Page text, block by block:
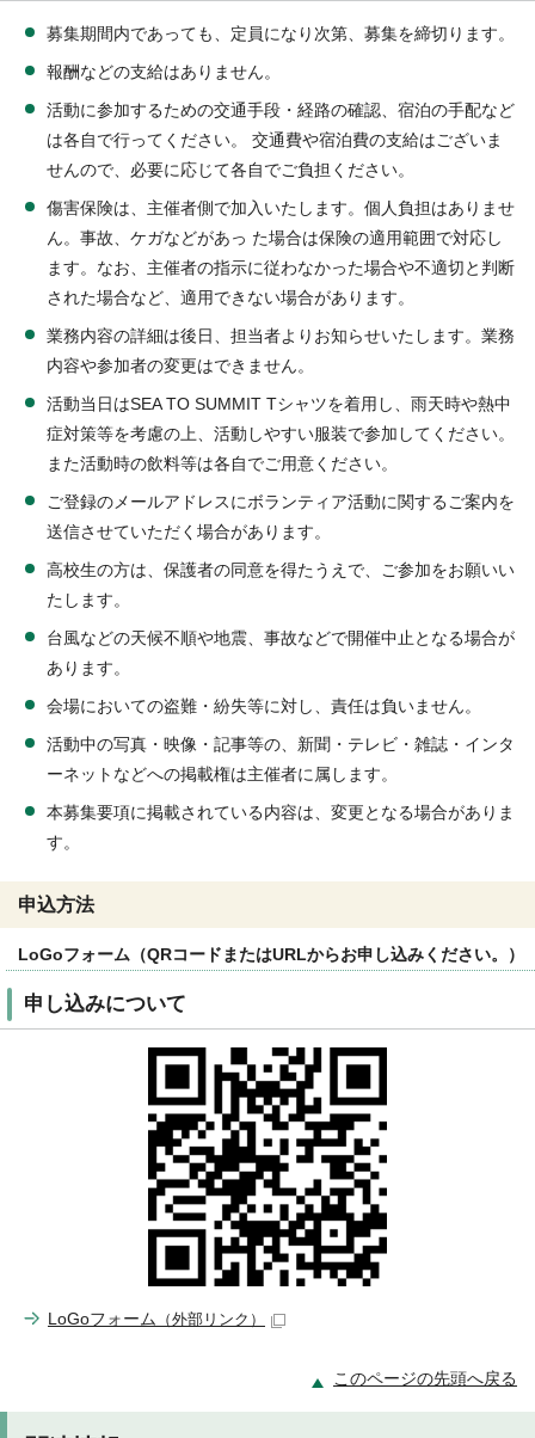
募集期間内であっても、定員になり次第、募集を締切ります。
報酬などの支給はありません。
活動に参加するための交通手段・経路の確認、宿泊の手配など
は各自で行ってください。 交通費や宿泊費の支給はございま
せんので、必要に応じて各自でご負担ください。
傷害保険は、主催者側で加入いたします。個人負担はありませ
ん。事故、ケガなどがあっ た場合は保険の適用範囲で対応し
ます。なお、主催者の指示に従わなかった場合や不適切と判断
された場合など、適用できない場合があります。
業務内容の詳細は後日、担当者よりお知らせいたします。業務
内容や参加者の変更はできません。
活動当日はSEA TO SUMMIT Tシャツを着用し、雨天時や熱中
症対策等を考慮の上、活動しやすい服装で参加してください。
また活動時の飲料等は各自でご用意ください。
ご登録のメールアドレスにボランティア活動に関するご案内を
送信させていただく場合があります。
高校生の方は、保護者の同意を得たうえで、ご参加をお願いい
たします。
台風などの天候不順や地震、事故などで開催中止となる場合が
あります。
会場においての盗難・紛失等に対し、責任は負いません。
活動中の写真・映像・記事等の、新聞・テレビ・雑誌・インタ
ーネットなどへの掲載権は主催者に属します。
本募集要項に掲載されている内容は、変更となる場合がありま
す。
申込方法
LoGoフォーム（QRコードまたはURLからお申し込みください。）
申し込みについて
LoGoフォーム （外部リンク）
このページの先頭へ戻る